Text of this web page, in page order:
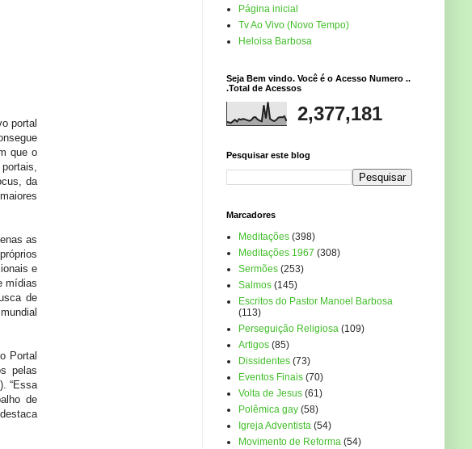
portal
que o
da
as
e
mídias
de
Portal
pelas
“Essa
de
Página inicial
Tv Ao Vivo (Novo Tempo)
Heloisa Barbosa
Seja Bem vindo. Você é o Acesso Numero ..
.Total de Acessos
2,377,181
Pesquisar este blog
Marcadores
Meditações (398)
Meditações 1967 (308)
Sermões (253)
Salmos (145)
Escritos do Pastor Manoel Barbosa
(113)
Perseguição Religiosa (109)
Artigos (85)
Dissidentes (73)
Eventos Finais (70)
Volta de Jesus (61)
Polêmica gay (58)
Igreja Adventista (54)
Movimento de Reforma (54)